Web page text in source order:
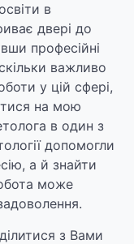
в
двері до
професійні
важливо
у цій сфері,
на мою
в один з
допомогли
а й знайти
може
з Вами